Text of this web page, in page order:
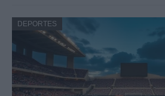
DEPORTES